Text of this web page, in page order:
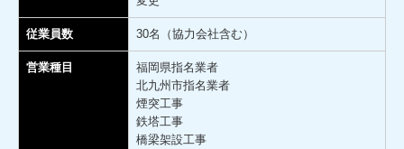
従業員数 30名（協力会社含む）
営業種目
福岡県指名業者
北九州市指名業者
煙突工事
鉄塔工事
橋梁架設工事